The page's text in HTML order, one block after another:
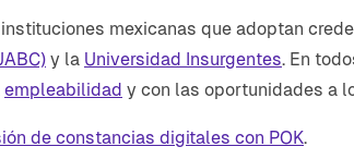
mexicanas que adoptan
y la Universidad Insurgentes. En
empleabilidad y con las oportunidades a
de constancias digitales con POK.